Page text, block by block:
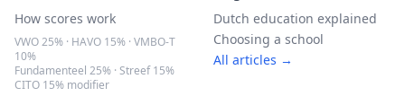
How scores work
VWO 25% · HAVO 15% · VMBO-T
10%
Fundamenteel 25% · Streef 15%
CITO 15% modifier
Dutch education explained
Choosing a school
All articles →